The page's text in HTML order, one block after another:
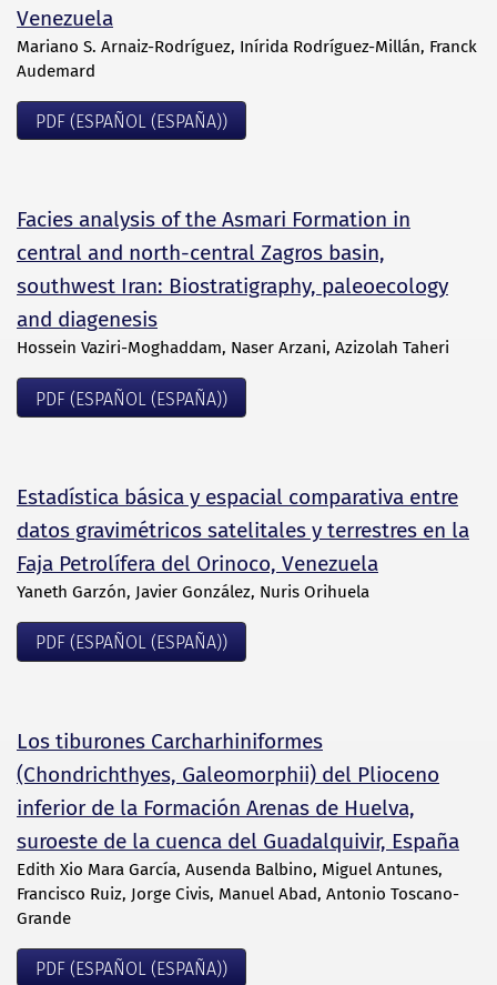
Venezuela
Mariano S. Arnaiz-Rodríguez, Inírida Rodríguez-Millán, Franck
Audemard
PDF (ESPAÑOL (ESPAÑA))
Facies analysis of the Asmari Formation in
central and north-central Zagros basin,
southwest Iran: Biostratigraphy, paleoecology
and diagenesis
Hossein Vaziri-Moghaddam, Naser Arzani, Azizolah Taheri
PDF (ESPAÑOL (ESPAÑA))
Estadística básica y espacial comparativa entre
datos gravimétricos satelitales y terrestres en la
Faja Petrolífera del Orinoco, Venezuela
Yaneth Garzón, Javier González, Nuris Orihuela
PDF (ESPAÑOL (ESPAÑA))
Los tiburones Carcharhiniformes
(Chondrichthyes, Galeomorphii) del Plioceno
inferior de la Formación Arenas de Huelva,
suroeste de la cuenca del Guadalquivir, España
Edith Xio Mara García, Ausenda Balbino, Miguel Antunes,
Francisco Ruiz, Jorge Civis, Manuel Abad, Antonio Toscano-
Grande
PDF (ESPAÑOL (ESPAÑA))